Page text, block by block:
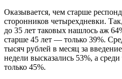
Оказывается, чем старше
сторонников четырехдневки.
до 35 лет таковых нашлось аж
старше 45 лет — только 39%.
тысяч рублей в месяц за
недели высказались 53%, а
только 45%.